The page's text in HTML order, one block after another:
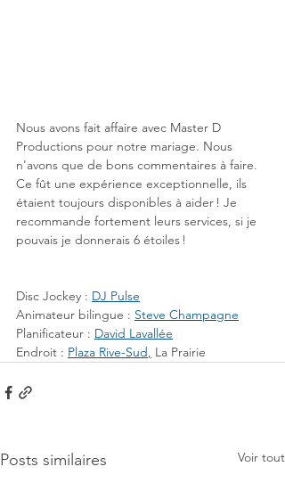
Nous avons fait affaire avec Master D
Productions pour notre mariage. Nous
n'avons que de bons commentaires à faire.
Ce fût une expérience exceptionnelle, ils
étaient toujours disponibles à aider ! Je
recommande fortement leurs services, si je
pouvais je donnerais 6 étoiles !
Disc Jockey : DJ Pulse
Animateur bilingue : Steve Champagne
Planificateur : David Lavallée
Endroit : Plaza Rive-Sud, La Prairie
Posts similaires Voir tout